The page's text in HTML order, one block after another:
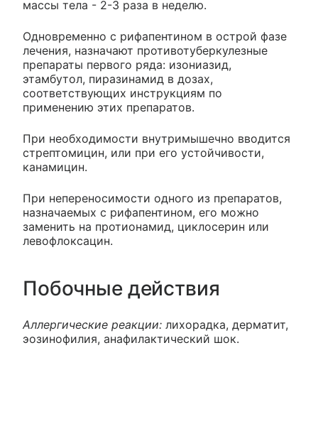
массы тела - 2-3 раза в неделю.
Одновременно с рифапентином в острой фазе
лечения, назначают противотуберкулезные
препараты первого ряда: изониазид,
этамбутол, пиразинамид в дозах,
соответствующих инструкциям по
применению этих препаратов.
При необходимости внутримышечно вводится
стрептомицин, или при его устойчивости,
канамицин.
При непереносимости одного из препаратов,
назначаемых с рифапентином, его можно
заменить на протионамид, циклосерин или
левофлоксацин.
Побочные действия
Аллергические реакции: лихорадка, дерматит,
эозинофилия, анафилактический шок.